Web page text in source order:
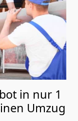
in nur 1
Umzug